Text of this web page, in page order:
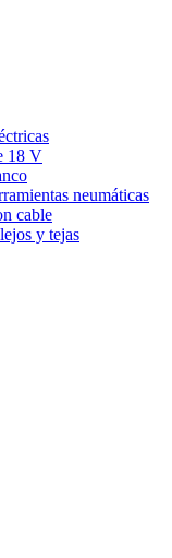
18 V
neumáticas
cable
y tejas